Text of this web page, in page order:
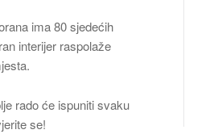
ima 80 sjedećih
interijer raspolaže
rado će ispuniti svaku
se!